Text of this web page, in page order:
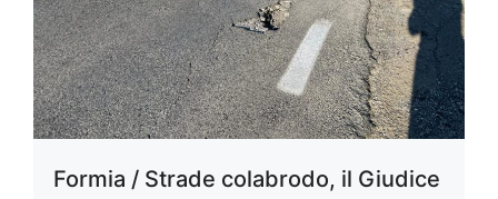
Formia / Strade colabrodo, il Giudice